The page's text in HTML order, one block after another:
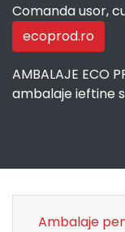
Comanda usor,
ecoprod.ro
AMBALAJE ECO
ambalaje ieftine
Ambalaje